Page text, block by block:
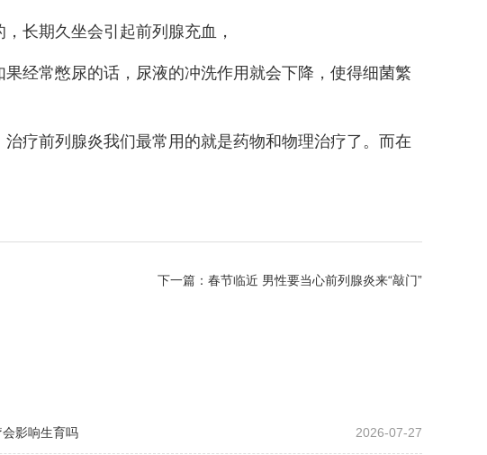
长期久坐会引起前列腺充血，
经常憋尿的话，尿液的冲洗作用就会下降，使得细菌繁
疗前列腺炎我们最常用的就是药物和物理治疗了。而在
下一篇： 春节临近 男性要当心前列腺炎来“敲门”
影响生育吗 2026-07-27